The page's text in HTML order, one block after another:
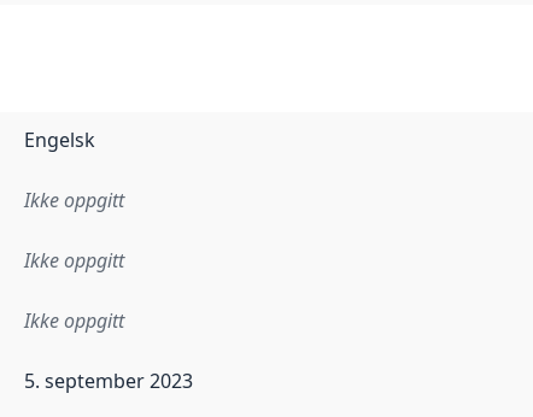
Engelsk
Ikke oppgitt
Ikke oppgitt
Ikke oppgitt
i dette datasettet første gang ble utgitt. Det kan
5. september 2023